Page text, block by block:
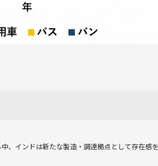
インドは新たな製造・調達拠点として存在感を